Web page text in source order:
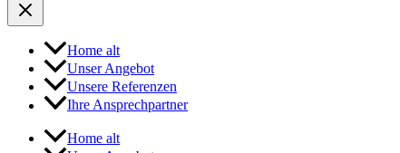
Home alt
Unser Angebot
Unsere Referenzen
Ihre Ansprechpartner
Home alt